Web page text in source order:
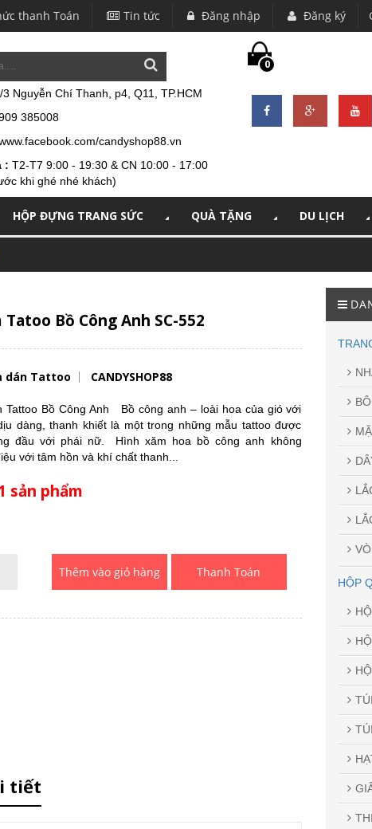
thanh Toán Tin tức Đăng nhập Đăng ký
3 Nguyễn Chí Thanh, p4, Q11, TP.HCM
385008
candyshop88.vn
: T2-T7 9:00 - 19:30 & CN 10:00 - 17:00
khi ghé nhé khách)
0
HỘP ĐỰNG TRANG SỨC QUÀ TẶNG DU LỊCH
Tatoo Bồ Công Anh SC-552
dán Tattoo CANDYSHOP88
Tattoo Bồ Công Anh Bồ công anh – loài hoa của gió với
dàng, thanh khiết là một trong những mẫu tattoo được
đầu với phái nữ. Hình xăm hoa bồ công anh không
với tâm hồn và khí chất thanh...
sản phẩm
Thanh Toán
tiết
HỘP